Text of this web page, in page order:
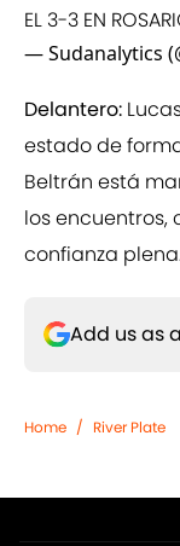
EL 3-3 EN
— Sudanalytics
Delantero:
estado de
Beltrán está
los encuentros,
confianza
Add us as
Home / River Plate